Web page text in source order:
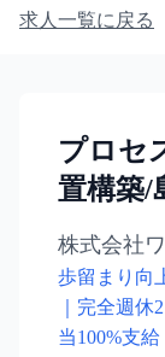
求人一覧に戻る
プロセ
置構築/
株式会社
歩留まり向
｜完全週
当100%支